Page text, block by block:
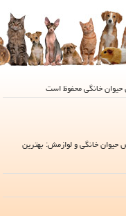
حیوان خانگی و لوازمش: بهترین